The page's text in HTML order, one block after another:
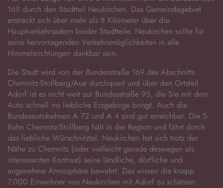
169 durch den Stadtteil Neukirchen. Das Gemeindegebiet
erstreckt sich über mehr als 8 Kilometer über die
Hauptverkehrsadern beider Stadtteile. Neukirchen sollte für
seine hervorragenden Verkehrsmöglichkeiten in alle
Himmelsrichtungen dankbar sein.
Die Stadt wird von der Bundesstraße 169 des Abschnitts
Chemnitz-Stollberg/Aue durchquert und über den Ortsteil
Adorf ist es nicht weit zur Bundesstraße 95, die Sie mit dem
Auto schnell ins liebliche Erzgebirge bringt. Auch die
Bundesautobahnen A 72 und A 4 sind gut erreichbar. Die S-
Bahn Chemnitz-Stollberg hält in der Region und fährt durch
das liebliche Würschnitztal. Neukirchen hat sich trotz der
Nähe zu Chemnitz (oder vielleicht gerade deswegen als
interessanten Kontrast) seine ländliche, dörfliche und
angenehme Atmosphäre bewahrt. Das wissen die knapp
7.000 Einwohner von Neukirchen mit Adorf zu schätzen.